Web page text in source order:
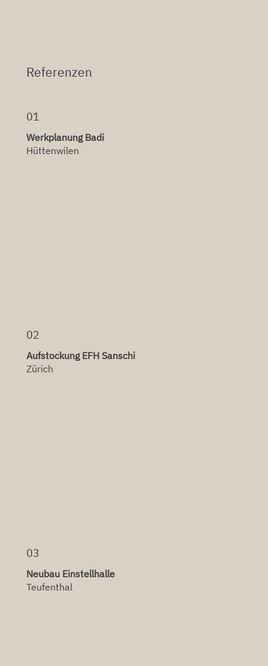
Referenzen
01
Werkplanung Badi
Hüttenwilen
02
Aufstockung EFH Sanschi
Zürich
03
Neubau Einstellhalle
Teufenthal